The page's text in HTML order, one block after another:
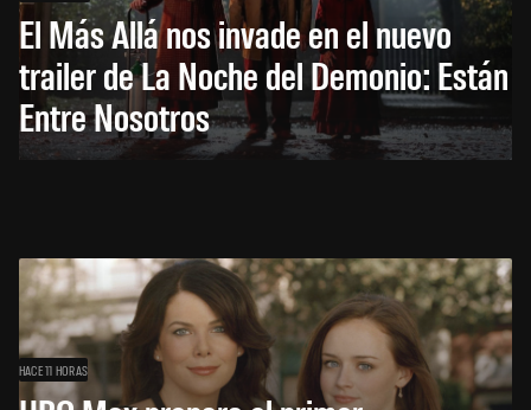
El Más Allá nos invade en el nuevo
trailer de La Noche del Demonio: Están
Entre Nosotros
HACE 11 HORAS